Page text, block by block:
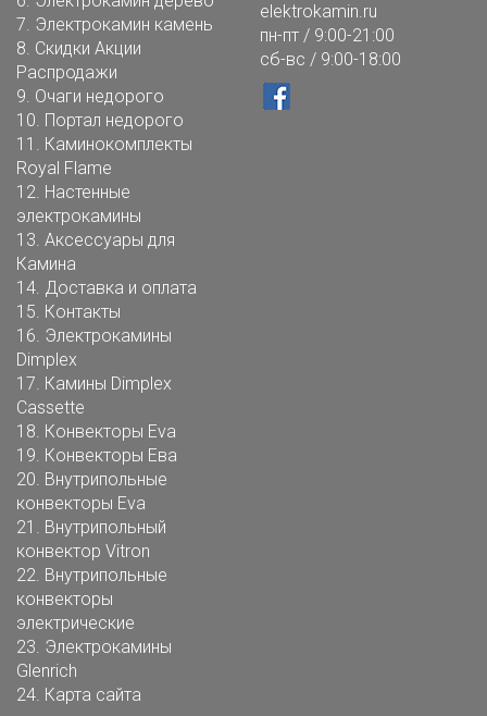
7. Электрокамин камень
8. Скидки Акции
Распродажи
9. Очаги недорого
10. Портал недорого
11. Каминокомплекты
Royal Flame
12. Настенные
электрокамины
13. Аксессуары для
Камина
14. Доставка и оплата
15. Контакты
16. Электрокамины
Dimplex
17. Камины Dimplex
Cassette
18. Конвекторы Eva
19. Конвекторы Ева
20. Внутрипольные
конвекторы Eva
21. Внутрипольный
конвектор Vitron
22. Внутрипольные
конвекторы
электрические
23. Электрокамины
Glenrich
24. Карта сайта
elektrokamin.ru
пн-пт / 9:00-21:00
сб-вс / 9:00-18:00